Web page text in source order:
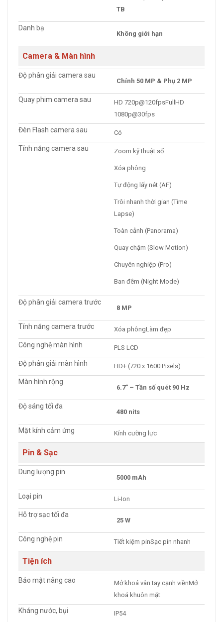
TB
Danh bạ
Không giới hạn
Camera & Màn hình
Độ phân giải camera sau
Chính 50 MP & Phụ 2 MP
Quay phim camera sau
HD 720p@120fpsFullHD
1080p@30fps
Đèn Flash camera sau Có
Tính năng camera sau Zoom kỹ thuật số
Xóa phông
Tự động lấy nét (AF)
Trôi nhanh thời gian (Time
Lapse)
Toàn cảnh (Panorama)
Quay chậm (Slow Motion)
Chuyên nghiệp (Pro)
Ban đêm (Night Mode)
Độ phân giải camera trước
8 MP
Tính năng camera trước Xóa phôngLàm đẹp
Công nghệ màn hình PLS LCD
Độ phân giải màn hình HD+ (720 x 1600 Pixels)
Màn hình rộng
6.7″ – Tần số quét 90 Hz
Độ sáng tối đa
480 nits
Mặt kính cảm ứng Kính cường lực
Pin & Sạc
Dung lượng pin
5000 mAh
Loại pin Li-Ion
Hỗ trợ sạc tối đa
25 W
Công nghệ pin Tiết kiệm pinSạc pin nhanh
Tiện ích
Bảo mật nâng cao
Mở khoá vân tay cạnh viềnMở
khoá khuôn mặt
Kháng nước, bụi IP54